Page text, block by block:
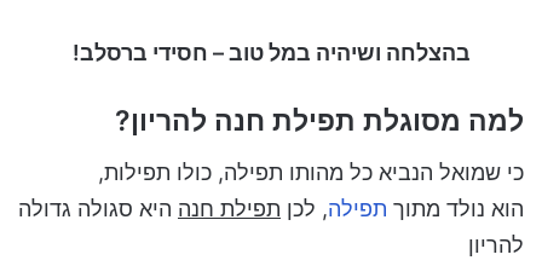
בהצלחה ושיהיה במל טוב – חסידי ברסלב!
למה מסוגלת תפילת חנה להריון?
כי שמואל הנביא כל מהותו תפילה, כולו תפילות,
הוא נולד מתוך תפילה, לכן תפילת חנה היא סגולה גדולה
להריון